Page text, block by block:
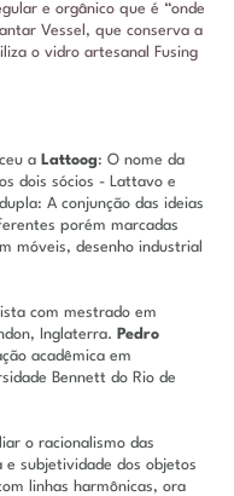
e orgânico que é “onde
Vessel, que conserva a
o vidro artesanal Fusing
a Lattoog: O nome da
dois sócios - Lattavo e
A conjunção das ideias
porém marcadas
móveis, desenho industrial
com mestrado em
Inglaterra. Pedro
acadêmica em
Bennett do Rio de
o racionalismo das
subjetividade dos objetos
linhas harmônicas, ora